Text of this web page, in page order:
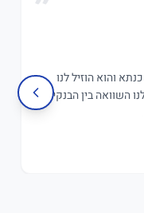
והוא הוזיל לנו
עשה לנו השוואה בין הבנקים,